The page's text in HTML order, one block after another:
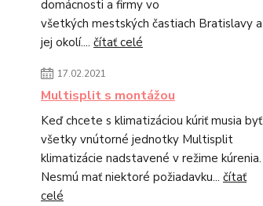
domácnosti a firmy vo
všetkých mestských častiach Bratislavy a
jej okolí.... čítať celé
17.02.2021
Multisplit s montážou
Keď chcete s klimatizáciou kúriť musia byť
všetky vnútorné jednotky Multisplit
klimatizácie nadstavené v režime kúrenia.
Nesmú mať niektoré požiadavku... čítať
celé